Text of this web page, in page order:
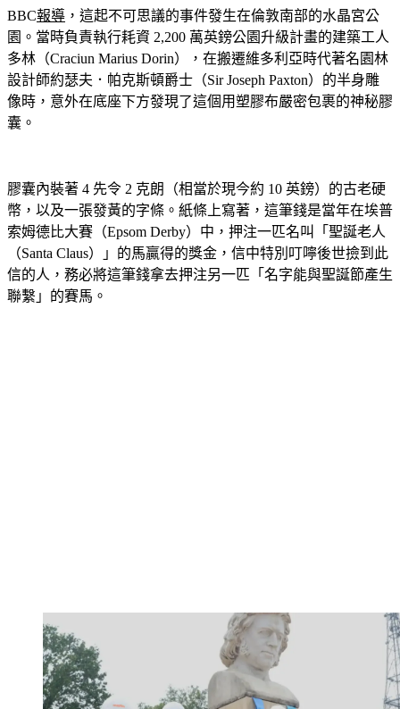
BBC報導 ，這起不可思議的事件發生在倫敦南部的水晶宮公
園。當時負責執行耗資 2,200 萬英鎊公園升級計畫的建築工人
多林（Craciun Marius Dorin），在搬遷維多利亞時代著名園林
設計師約瑟夫．帕克斯頓爵士（Sir Joseph Paxton）的半身雕
像時，意外在底座下方發現了這個用塑膠布嚴密包裹的神秘膠
囊。
膠囊內裝著 4 先令 2 克朗（相當於現今約 10 英鎊）的古老硬
幣，以及一張發黃的字條。紙條上寫著，這筆錢是當年在埃普
索姆德比大賽（Epsom Derby）中，押注一匹名叫「聖誕老人
（Santa Claus）」的馬贏得的獎金，信中特別叮嚀後世撿到此
信的人，務必將這筆錢拿去押注另一匹「名字能與聖誕節產生
聯繫」的賽馬。